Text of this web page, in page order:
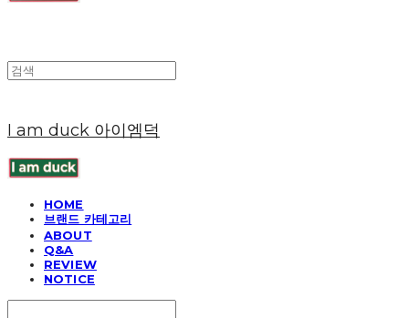
I am duck 아이엠덕
HOME
브랜드 카테고리
ABOUT
Q&A
REVIEW
NOTICE